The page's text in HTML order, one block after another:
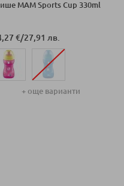
MAM Sports Cup 330ml
€/27,91 лв.
+ още варианти